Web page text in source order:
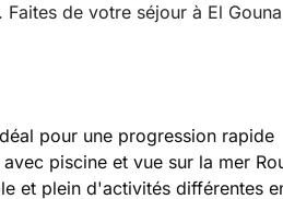
de votre séjour à El
pour une progression rapide
piscine et vue sur la mer
et plein d'activités différentes